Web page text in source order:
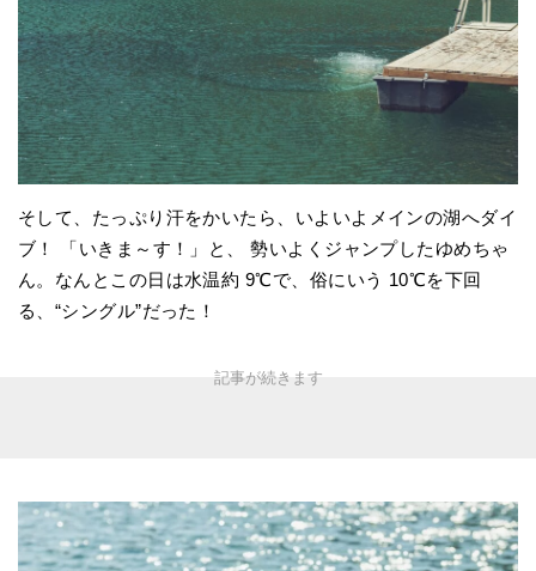
そして、たっぷり汗をかいたら、いよいよメインの湖へダイ
ブ！ 「いきま～す！」と、 勢いよくジャンプしたゆめちゃ
ん。なんとこの日は水温約 9℃で、俗にいう 10℃を下回
る、“シングル”だった！